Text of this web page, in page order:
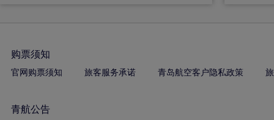
购票须知
官网购票须知 旅客服务承诺 青岛航空客户隐私政策
青航公告